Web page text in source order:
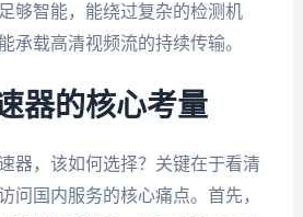
够智能，能绕过复杂的检测机
承载高清视频流的持续传输。
器的核心考量
器，该如何选择？关键在于看清
问国内服务的核心痛点。首先，